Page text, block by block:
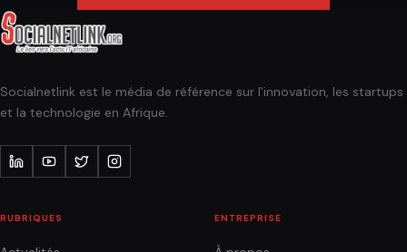
Socialnetlink est le média de référence sur l'innovation, les startups
et la technologie en Afrique.
RUBRIQUES ENTREPRISE